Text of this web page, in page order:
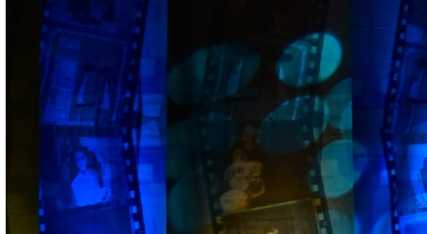
English
Închirieri auto
Închirieri biciclete
Taxi
Încărcare vehicule electrice